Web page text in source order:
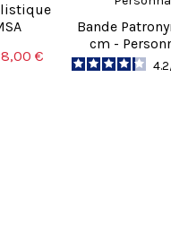
€
Bande
cm -
4.2